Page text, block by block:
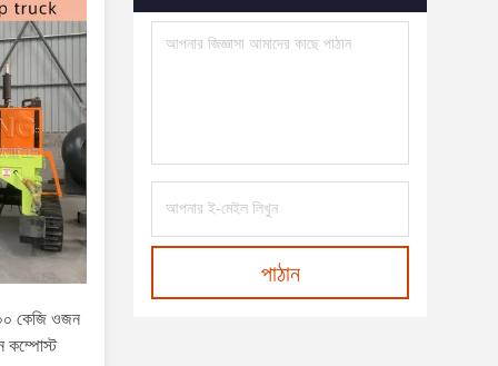
কেজি ওজন
কম্পোস্ট
পাঠান